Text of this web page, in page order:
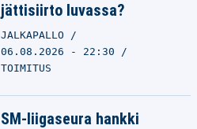
jättisiirto luvassa?
JALKAPALLO
06.08.2026 - 22:30
TOIMITUS
SM-liigaseura hankki